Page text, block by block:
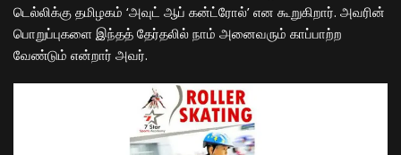
டெல்லிக்கு தமிழகம் ‘அவுட் ஆப் கன்ட்ரோல்’ என கூறுகிறார். அவரின்
பொறுப்புகளை இந்தத் தேர்தலில் நாம் அனைவரும் காப்பாற்ற
வேண்டும் என்றார் அவர்.